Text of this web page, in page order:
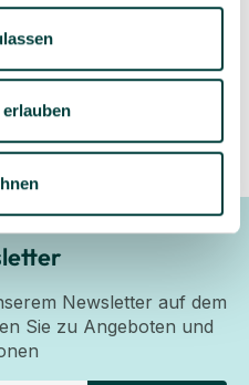
Newsletter auf dem
Sie zu Angeboten und